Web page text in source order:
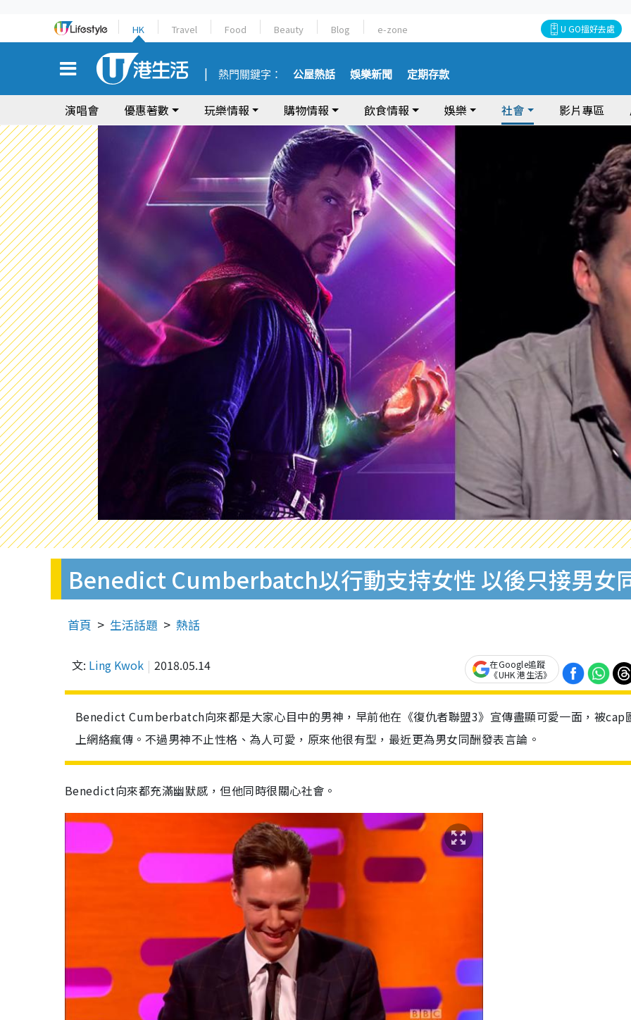
HK Travel Food Beauty Blog e-zone U GO搵好去處
熱門關鍵字： 公屋熱話 娛樂新聞 定期存款
演唱會 優惠著數 玩樂情報 購物情報 飲食情報 娛樂 社會 影片專區
Benedict Cumberbatch以行動支持女性 以後只接男女
首頁 生活話題 熱話
文: Ling Kwok 2018.05.14
在Google追蹤
《UHK 港生活》
Benedict Cumberbatch向來都是大家心目中的男神，早前他在《復仇者聯盟3》宣傳盡顯可愛一面，被cap
上網絡瘋傳。不過男神不止性格、為人可愛，原來他很有型，最近更為男女同酬發表言論。
Benedict向來都充滿幽默感，但他同時很關心社會。